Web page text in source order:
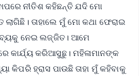
ନୀତିଶ କହିଛନ୍ତି ଯଦି ମୋ
ଲାଗିଛି। ତାହାଲେ ମୁଁ ମୋ କଥା ଫେରାଇ
ନେଇ ଲଜ୍ଜିତ। ଆମେ
କାର୍ଯ୍ୟ କରିଆସୁଛୁ। ମହିଳାମାନଙ୍କ
କିପରି ହ୍ରାସ ପାଉଛି ତାହା ମୁଁ କହିବାକୁ